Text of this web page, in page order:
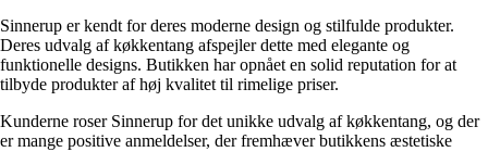
Sinnerup er kendt for deres moderne design og stilfulde produkter.
Deres udvalg af køkkentang afspejler dette med elegante og
funktionelle designs. Butikken har opnået en solid reputation for at
tilbyde produkter af høj kvalitet til rimelige priser.
Kunderne roser Sinnerup for det unikke udvalg af køkkentang, og der
er mange positive anmeldelser, der fremhæver butikkens æstetiske